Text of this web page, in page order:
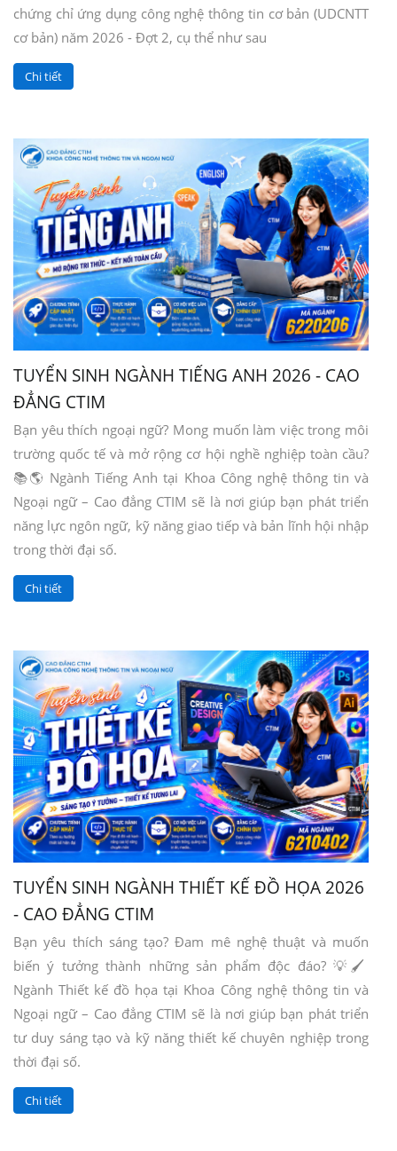
chứng chỉ ứng dụng công nghệ thông tin cơ bản (UDCNTT
cơ bản) năm 2026 - Đợt 2, cụ thể như sau
Chi tiết
TUYỂN SINH NGÀNH TIẾNG ANH 2026 - CAO
ĐẲNG CTIM
Bạn yêu thích ngoại ngữ? Mong muốn làm việc trong môi
trường quốc tế và mở rộng cơ hội nghề nghiệp toàn cầu?
📚🌎 Ngành Tiếng Anh tại Khoa Công nghệ thông tin và
Ngoại ngữ – Cao đẳng CTIM sẽ là nơi giúp bạn phát triển
năng lực ngôn ngữ, kỹ năng giao tiếp và bản lĩnh hội nhập
trong thời đại số.
Chi tiết
TUYỂN SINH NGÀNH THIẾT KẾ ĐỒ HỌA 2026
- CAO ĐẲNG CTIM
Bạn yêu thích sáng tạo? Đam mê nghệ thuật và muốn
biến ý tưởng thành những sản phẩm độc đáo? 💡🖌️
Ngành Thiết kế đồ họa tại Khoa Công nghệ thông tin và
Ngoại ngữ – Cao đẳng CTIM sẽ là nơi giúp bạn phát triển
tư duy sáng tạo và kỹ năng thiết kế chuyên nghiệp trong
thời đại số.
Chi tiết